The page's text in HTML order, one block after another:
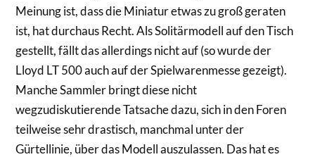
Meinung ist, dass die Miniatur etwas zu groß geraten
ist, hat durchaus Recht. Als Solitärmodell auf den Tisch
gestellt, fällt das allerdings nicht auf (so wurde der
Lloyd LT 500 auch auf der Spielwarenmesse gezeigt).
Manche Sammler bringt diese nicht
wegzudiskutierende Tatsache dazu, sich in den Foren
teilweise sehr drastisch, manchmal unter der
Gürtellinie, über das Modell auszulassen. Das hat es